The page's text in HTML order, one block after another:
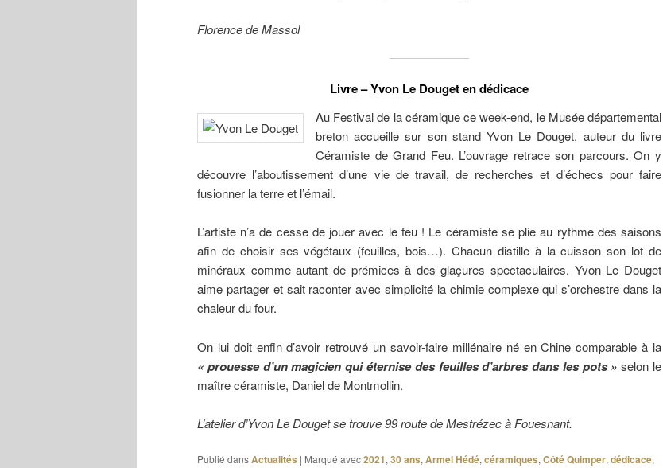
Florence de Massol
Livre – Yvon Le Douget en dédicace
Au Festival de la céramique ce week-end, le Musée départemental
breton accueille sur son stand Yvon Le Douget, auteur du livre
Céramiste de Grand Feu. L’ouvrage retrace son parcours. On y
découvre l’aboutissement d’une vie de travail, de recherches et d’échecs pour faire
fusionner la terre et l’émail.
L’artiste n’a de cesse de jouer avec le feu ! Le céramiste se plie au rythme des saisons
afin de choisir ses végétaux (feuilles, bois…). Chacun distille à la cuisson son lot de
minéraux comme autant de prémices à des glaçures spectaculaires. Yvon Le Douget
aime partager et sait raconter avec simplicité la chimie complexe qui s’orchestre dans la
chaleur du four.
On lui doit enfin d’avoir retrouvé un savoir-faire millénaire né en Chine comparable à la
« prouesse d’un magicien qui éternise des feuilles d’arbres dans les pots » selon le
maître céramiste, Daniel de Montmollin.
L’atelier d’Yvon Le Douget se trouve 99 route de Mestrézec à Fouesnant.
Publié dansActualités | Marqué avec2021,30 ans,Armel Hédé,céramiques,Côté Quimper,dédicace,